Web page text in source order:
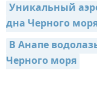
Уникальный
дна Черного
В Анапе
Черного моря